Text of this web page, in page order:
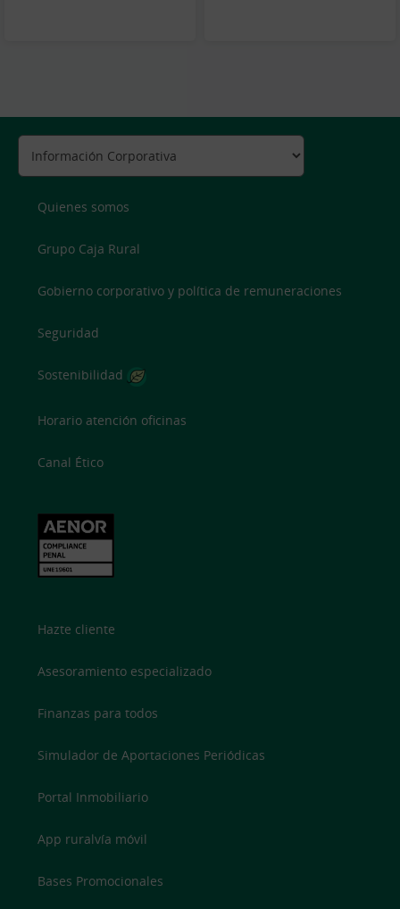
Quienes somos
Grupo Caja Rural
Gobierno corporativo y política de remuneraciones
Seguridad
Sostenibilidad
Horario atención oficinas
Canal Ético
Hazte cliente
Asesoramiento especializado
Finanzas para todos
Simulador de Aportaciones Periódicas
Portal Inmobiliario
App ruralvía móvil
Bases Promocionales